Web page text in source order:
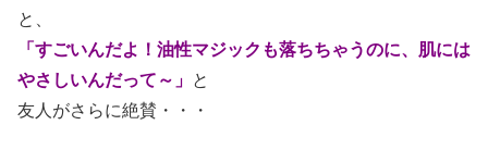
と、
「すごいんだよ！油性マジックも落ちちゃうのに、肌には
やさしいんだって～」 と
友人がさらに絶賛・・・